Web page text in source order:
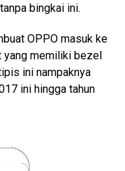
bingkai ini.
OPPO masuk ke
yang memiliki bezel
ini nampaknya
ini hingga tahun